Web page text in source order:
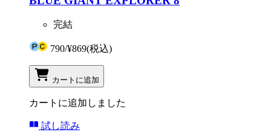
完結
790/¥869(税込)
カートに追加
カートに追加しました
試し読み